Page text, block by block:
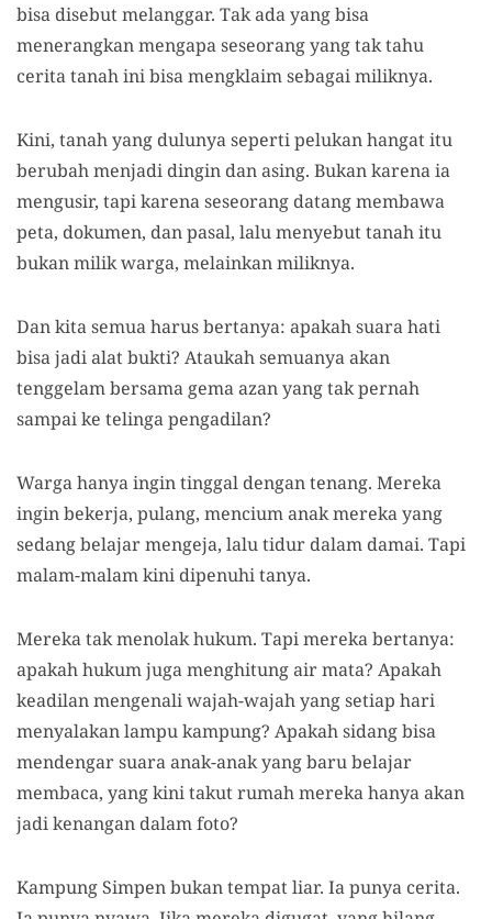
bisa disebut melanggar. Tak ada yang bisa
menerangkan mengapa seseorang yang tak tahu
cerita tanah ini bisa mengklaim sebagai miliknya.
Kini, tanah yang dulunya seperti pelukan hangat itu
berubah menjadi dingin dan asing. Bukan karena ia
mengusir, tapi karena seseorang datang membawa
peta, dokumen, dan pasal, lalu menyebut tanah itu
bukan milik warga, melainkan miliknya.
Dan kita semua harus bertanya: apakah suara hati
bisa jadi alat bukti? Ataukah semuanya akan
tenggelam bersama gema azan yang tak pernah
sampai ke telinga pengadilan?
Warga hanya ingin tinggal dengan tenang. Mereka
ingin bekerja, pulang, mencium anak mereka yang
sedang belajar mengeja, lalu tidur dalam damai. Tapi
malam-malam kini dipenuhi tanya.
Mereka tak menolak hukum. Tapi mereka bertanya:
apakah hukum juga menghitung air mata? Apakah
keadilan mengenali wajah-wajah yang setiap hari
menyalakan lampu kampung? Apakah sidang bisa
mendengar suara anak-anak yang baru belajar
membaca, yang kini takut rumah mereka hanya akan
jadi kenangan dalam foto?
Kampung Simpen bukan tempat liar. Ia punya cerita.